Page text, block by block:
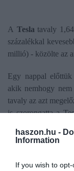
haszon.hu -
Information
If you wish to
A Tesla tavaly
százalékkal
millió) - közölte az
Egy nappal előttük
akik nemhogy nem
tavaly az azt
is szorongatta a
csak 30 ezerrel
volna. 2025-ben
Vezess.hu